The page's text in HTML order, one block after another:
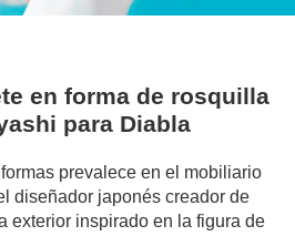
en forma de rosquilla
para Diabla
prevalece en el mobiliario
diseñador japonés creador de
exterior inspirado en la figura de